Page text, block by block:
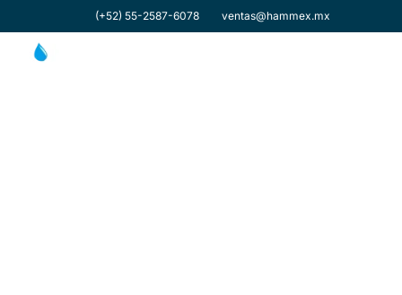
(+52) 55-2587-6078 ventas@hammex.mx